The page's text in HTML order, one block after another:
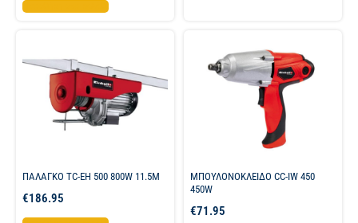
Προσθήκη στο καλάθι
ΠΑΛΑΓΚΟ TC-EH 500 800W 11.5M
€186.95
ΜΠΟΥΛΟΝΟΚΛΕΙΔΟ CC-IW 450
450W
€71.95